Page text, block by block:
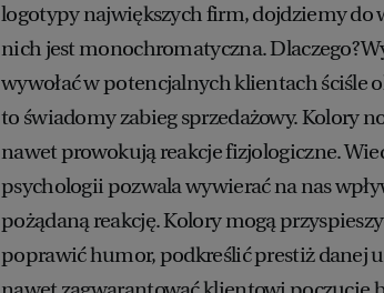
logotypy największych firm, dojdziemy do
nich jest monochromatyczna. Dlaczego?
wywołać w potencjalnych klientach ściśle
to świadomy zabieg sprzedażowy. Kolory
nawet prowokują reakcje fizjologiczne.
psychologii pozwala wywierać na nas
pożądaną reakcję. Kolory mogą
poprawić humor, podkreślić prestiż danej